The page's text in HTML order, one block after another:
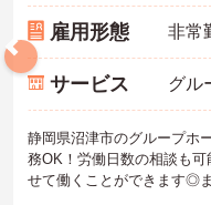
雇用形態
サービス グル
静岡県沼津市のグループホ
務OK！労働日数の相談も
せて働くことができます◎